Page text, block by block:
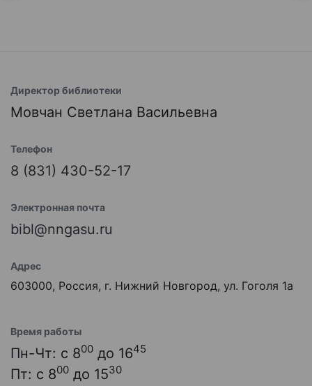
Директор библиотеки
Мовчан Светлана Васильевна
Телефон
8 (831) 430-52-17
Электронная почта
bibl@nngasu.ru
Адрес
603000, Россия, г. Нижний Новгород, ул. Гоголя 1а
Время работы
Пн-Чт: с 800 до 1645
Пт: с 800 до 1530